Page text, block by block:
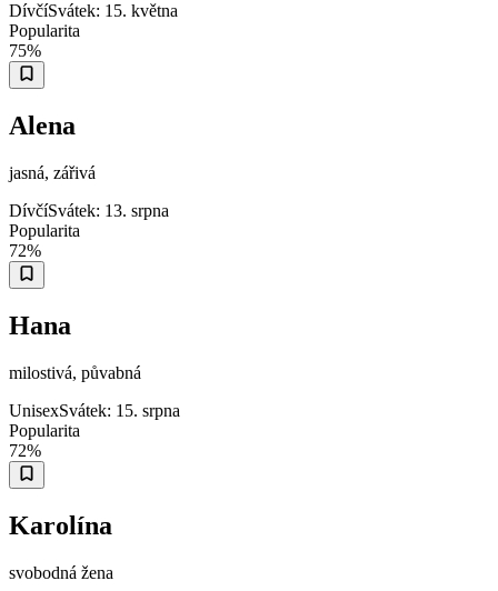
DívčíSvátek: 15. května
Popularita
75%
Alena
jasná, zářivá
DívčíSvátek: 13. srpna
Popularita
72%
Hana
milostivá, půvabná
UnisexSvátek: 15. srpna
Popularita
72%
Karolína
svobodná žena